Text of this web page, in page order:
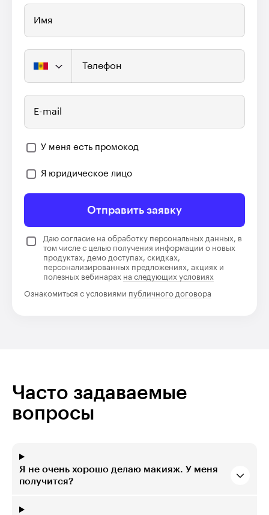
Имя
Телефон
E-mail
У меня есть промокод
Я юридическое лицо
Отправить заявку
Даю согласие на обработку персональных данных, в
том числе с целью получения информации о новых
продуктах, демо доступах, скидках,
персонализированных предложениях, акциях и
полезных вебинарах на следующих условиях
Ознакомиться с условиями публичного договора
Часто задаваемые
вопросы
Я не очень хорошо делаю макияж. У меня
получится?